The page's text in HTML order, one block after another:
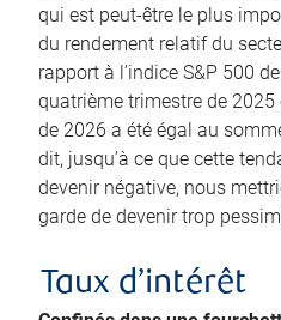
qui est peut-être le plus
du rendement relatif du
rapport à l’indice S&P 500
quatrième trimestre de
de 2026 a été égal au
dit, jusqu’à ce que cette
devenir négative, nous
garde de devenir trop
Taux d’intérêt